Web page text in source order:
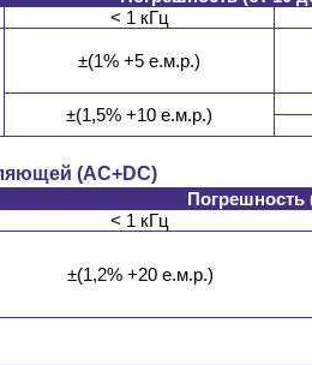
< 1 кГц
±(1% +5 е.м.р.)
±(1,5% +10 е.м.р.)
(AC+DC)
Погрешность
< 1 кГц
±(1,2% +20 е.м.р.)